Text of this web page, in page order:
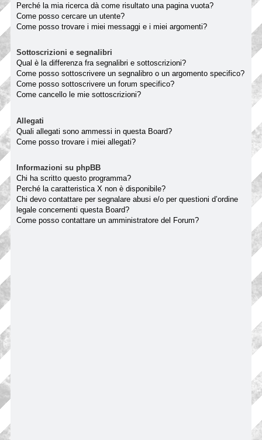
Perché la mia ricerca dà come risultato una pagina vuota?
Come posso cercare un utente?
Come posso trovare i miei messaggi e i miei argomenti?
Sottoscrizioni e segnalibri
Qual è la differenza fra segnalibri e sottoscrizioni?
Come posso sottoscrivere un segnalibro o un argomento specifico?
Come posso sottoscrivere un forum specifico?
Come cancello le mie sottoscrizioni?
Allegati
Quali allegati sono ammessi in questa Board?
Come posso trovare i miei allegati?
Informazioni su phpBB
Chi ha scritto questo programma?
Perché la caratteristica X non è disponibile?
Chi devo contattare per segnalare abusi e/o per questioni d’ordine
legale concernenti questa Board?
Come posso contattare un amministratore del Forum?